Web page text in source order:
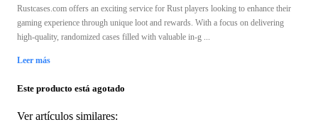
Rustcases.com offers an exciting service for Rust players looking to enhance their
gaming experience through unique loot and rewards. With a focus on delivering
high-quality, randomized cases filled with valuable in-g ...
Leer más
Este producto está agotado
Ver artículos similares: